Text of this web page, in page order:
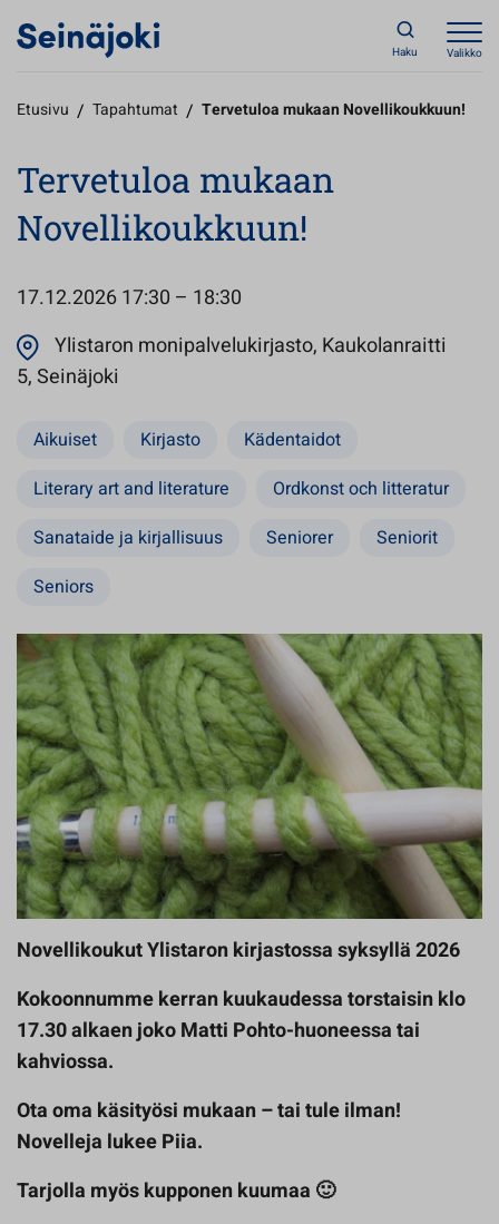
Haku Valikko
Etusivu / Tapahtumat / Tervetuloa mukaan Novellikoukkuun!
Tervetuloa mukaan
Novellikoukkuun!
17.12.202617:30 – 18:30
Ylistaron monipalvelukirjasto, Kaukolanraitti
5, Seinäjoki
Aikuiset Kirjasto
Kädentaidot
Literary art and literature
Ordkonst och litteratur
Sanataide ja kirjallisuus
Seniorer
Seniorit
Seniors
Novellikoukut Ylistaron kirjastossa syksyllä 2026
Kokoonnumme kerran kuukaudessa torstaisin klo
17.30 alkaen joko Matti Pohto-huoneessa tai
kahviossa.
Ota oma käsityösi mukaan – tai tule ilman!
Novelleja lukee Piia.
Tarjolla myös kupponen kuumaa 🙂